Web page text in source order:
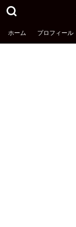
ホーム プロフィール